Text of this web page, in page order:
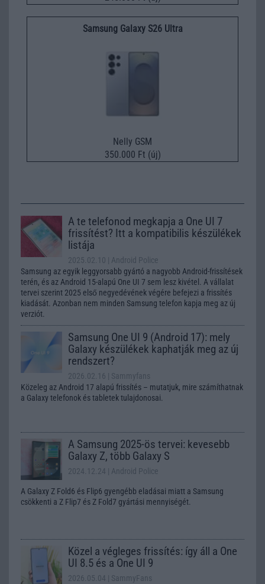
Samsung Galaxy S26 Ultra
Nelly GSM
350.000 Ft (új)
A te telefonod megkapja a One UI 7
frissítést? Itt a kompatibilis készülékek
listája
2025.02.10
| Android Police
Samsung az egyik leggyorsabb gyártó a nagyobb Android-frissítések
terén, és az Android 15-alapú One UI 7 sem lesz kivétel. A vállalat
tervei szerint 2025 első negyedévének végére befejezi a frissítés
kiadását. Azonban nem minden Samsung telefon kapja meg az új
verziót.
Samsung One UI 9 (Android 17): mely
Galaxy készülékek kaphatják meg az új
rendszert?
2026.02.16
| Sammyfans
Közeleg az Android 17 alapú frissítés – mutatjuk, mire számíthatnak
a Galaxy telefonok és tabletek tulajdonosai.
A Samsung 2025-ös tervei: kevesebb
Galaxy Z, több Galaxy S
2024.12.24 | Android Police
A Galaxy Z Fold6 és Flip6 gyengébb eladásai miatt a Samsung
csökkenti a Z Flip7 és Z Fold7 gyártási mennyiségét.
Közel a végleges frissítés: így áll a One
UI 8.5 és a One UI 9
2026.05.04 | SammyFans